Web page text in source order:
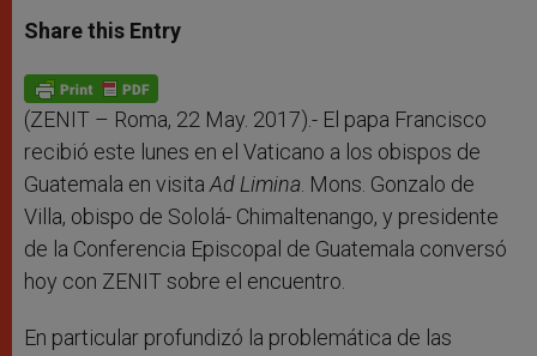
t
s
p
p
s
e
g
e
e
b
o
k
Share this Entry
(ZENIT – Roma, 22 May. 2017).- El papa Francisco
recibió este lunes en el Vaticano a los obispos de
Guatemala en visitaAd Limina. Mons. Gonzalo de
Villa, obispo de Sololá- Chimaltenango, y presidente
de la Conferencia Episcopal de Guatemala conversó
hoy con ZENIT sobre el encuentro.
En particular profundizó la problemática de las